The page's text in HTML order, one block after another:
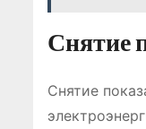
Снятие
Снятие